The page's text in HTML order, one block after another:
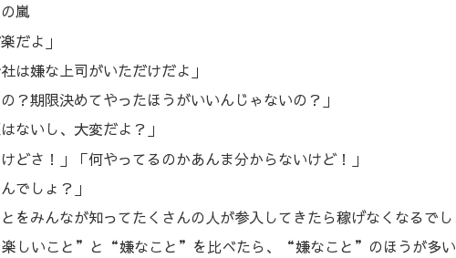
嵐
だよ」
は嫌な上司がいただけだよ」
？期限決めてやったほうがいいんじゃないの？」
ないし、大変だよ？」
どさ！」「何やってるのかあんま分からないけど！」
でしょ？」
をみんなが知ってたくさんの人が参入してきたら稼げなくなるでし
楽しいこと”と“嫌なこと”を比べたら、“嫌なこと”のほうが多い